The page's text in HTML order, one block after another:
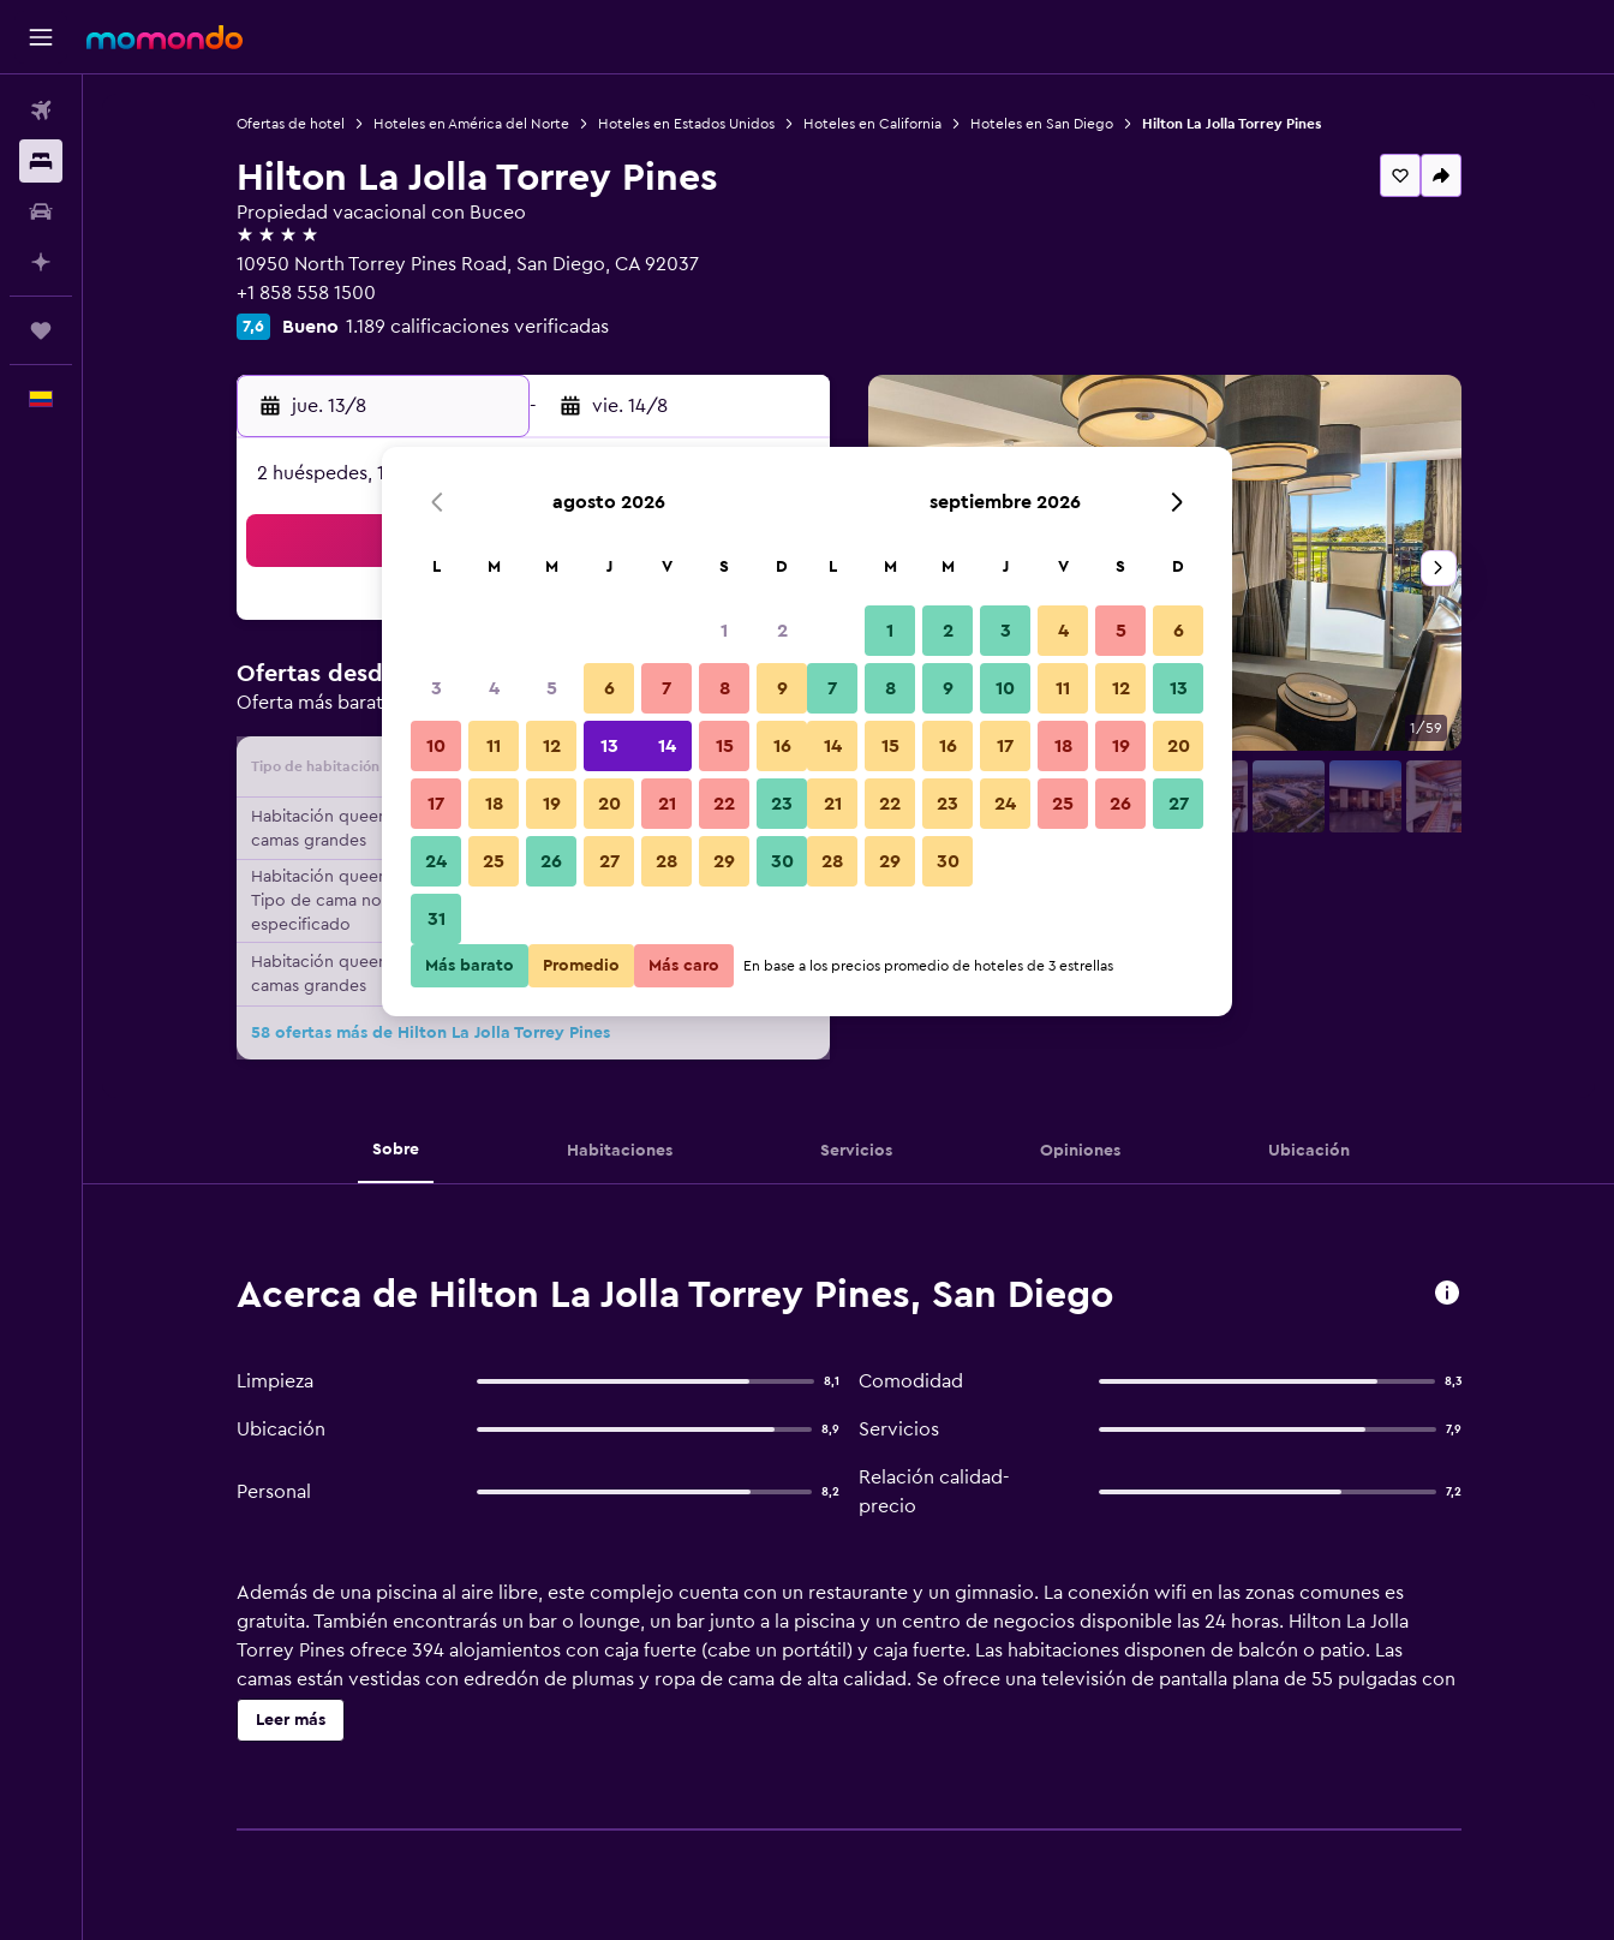
Ofertas de hotel Hoteles en América del Norte Hoteles en Estados Unidos Hoteles en California Hoteles en San Diego Hilton La Jolla Torrey Pines
Hilton La Jolla Torrey Pines
Propiedad vacacional con Buceo
4 estrellas
10950 North Torrey Pines Road, San Diego, CA 92037
+1 858 558 1500
7,6 Bueno 1.189 calificaciones verificadas
jue. 13/8 - vie. 14/8
2 huéspedes, 1 habitación
Ofertas desde
Oferta más barata de precio por noche
Tipo de habitación Proveedor
Habitación queen, 2
camas grandes
$416.470 Ver oferta
Habitación queen,
Tipo de cama no
especificado
Habitación queen, 2
camas grandes
$559.085 Ver oferta
58 ofertas más de Hilton La Jolla Torrey Pines
Habitación 1/59
Fotos
Sobre Habitaciones Servicios Opiniones Ubicación
Acerca de Hilton La Jolla Torrey Pines, San Diego
Limpieza 8,1 Comodidad 8,3
Ubicación 8,9 Servicios 7,9
Personal 8,2
Relación calidad-
precio
7,2
Además de una piscina al aire libre, este complejo cuenta con un restaurante y un gimnasio. La conexión wifi en las zonas comunes es
gratuita. También encontrarás un bar o lounge, un bar junto a la piscina y un centro de negocios disponible las 24 horas. Hilton La Jolla
Torrey Pines ofrece 394 alojamientos con caja fuerte (cabe un portátil) y caja fuerte. Las habitaciones disponen de balcón o patio. Las
camas están vestidas con edredón de plumas y ropa de cama de alta calidad. Se ofrece una televisión de pantalla plana de 55 pulgadas con
canales por cable de suscripción y películas de pago. Se ofrece frigorífico, microondas y cafetera y tetera. Los baños están equipados con
bañera o ducha con cabezal de ducha tipo lluvia, artículos de higiene personal gratuitos y secador de pelo. Este complejo en La Jolla ofrece
Leer más
agosto 2026
L M M J V S D
1 2
3 4 5 6 7 8 9
10 11 12 13 14 15 16
17 18 19 20 21 22 23
24 25 26 27 28 29 30
31
septiembre 2026
L M M J V S D
1 2 3 4 5 6
7 8 9 10 11 12 13
14 15 16 17 18 19 20
21 22 23 24 25 26 27
28 29 30
Más barato Promedio Más caro En base a los precios promedio de hoteles de 3 estrellas